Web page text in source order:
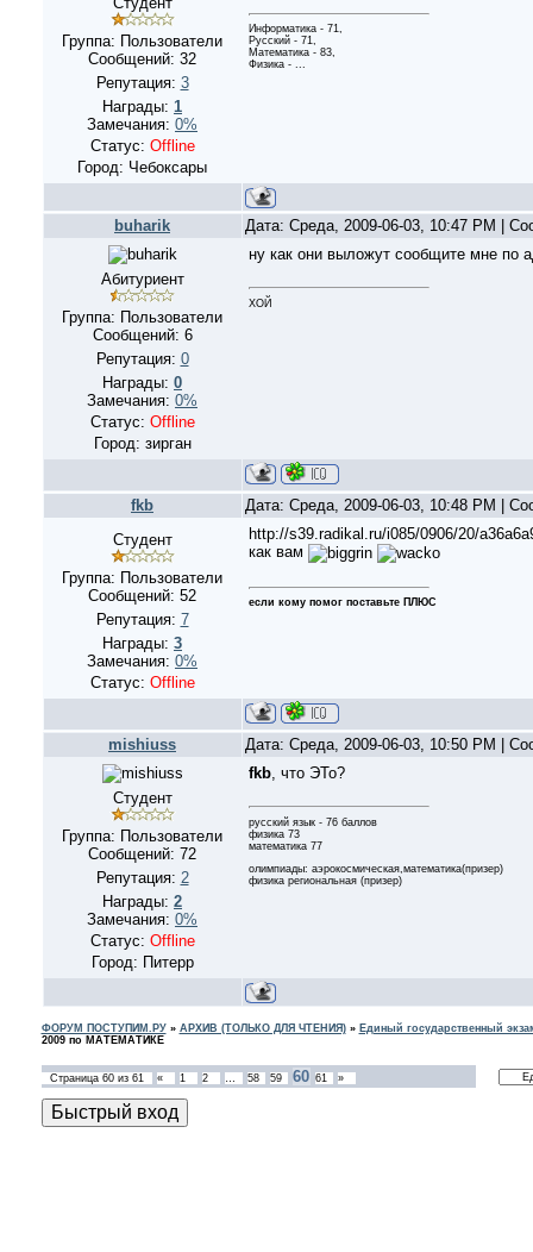
Группа: Пользователи
Сообщений: 32
Репутация: 3
Награды: 1
Замечания: 0%
Статус: Offline
Город: Чебоксары
Информатика - 71,
Русский - 71,
Математика - 83,
Физика - ...
buharik Дата: Среда, 2009-06-03, 10:47 PM |
Абитуриент
Группа: Пользователи
Сообщений: 6
Репутация: 0
Награды: 0
Замечания: 0%
Статус: Offline
Город: зирган
ну как они выложут сообщите мне по
ХОЙ
fkb
Дата: Среда, 2009-06-03, 10:48 PM |
Студент
Группа: Пользователи
Сообщений: 52
Репутация: 7
Награды: 3
Замечания: 0%
Статус: Offline
http://s39.radikal.ru/i085/0906/20/
как вам
если кому помог поставьте ПЛЮС
mishiuss Дата: Среда, 2009-06-03, 10:50 PM |
Студент
Группа: Пользователи
Сообщений: 72
Репутация: 2
Награды: 2
Замечания: 0%
Статус: Offline
Город: Питерр
fkb, что ЭТо?
русский язык - 76 баллов
физика 73
математика 77
олимпиады: аэрокосмическая,математика(призер)
физика региональная (призер)
ФОРУМ ПОСТУПИМ.РУ» АРХИВ (ТОЛЬКО ДЛЯ ЧТЕНИЯ)» Единый государственный
2009 по МАТЕМАТИКЕ
Страница 60из 61 « 1 2 … 58 59 60 61 »